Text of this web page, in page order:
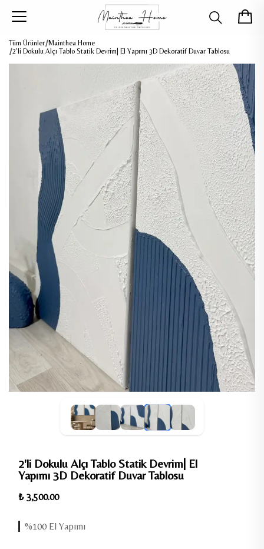
Tüm Ürünler Mainthea Home
2'li Dokulu Alçı Tablo Statik Devrim| El Yapımı 3D Dekoratif Duvar Tablosu
2'li Dokulu Alçı Tablo Statik Devrim| El
Yapımı 3D Dekoratif Duvar Tablosu
₺ 3,500.00
%100 El Yapımı